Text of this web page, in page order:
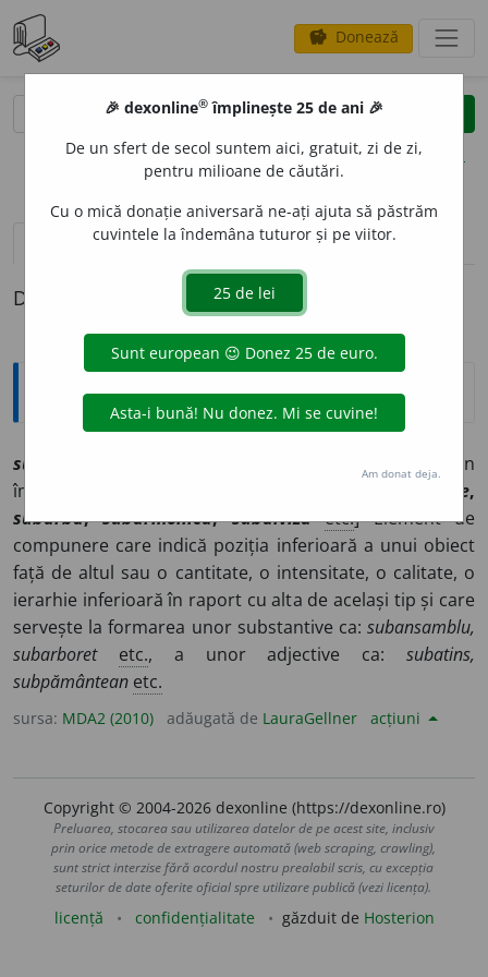
savings Donează
clear
opțiuni
definiții (1) pronunțievolume_up (50)
Definiția cu ID-ul 1247435:
Explicative DEX
sub
izolat, prin analiză, din
împrumuturi ca:
subalternitate,
subarbă,subarmonică,subdiviza etc.] Element de
compunere care indică poziția inferioară a unui obiect
față de altul sau o cantitate, o intensitate, o calitate, o
ierarhie inferioară în raport cu alta de același tip și care
servește la formarea unor substantive ca: subansamblu,
subarboret
etc., a unor adjective ca:subatins,
subpământean etc.
sursa: MDA2 (2010) adăugată de LauraGellner acțiuni
Copyright © 2004-2026 dexonline (https://dexonline.ro)
Preluarea, stocarea sau utilizarea datelor de pe acest site, inclusiv
prin orice metode de extragere automată (web scraping, crawling),
sunt strict interzise fără acordul nostru prealabil scris, cu excepția
seturilor de date oferite oficial spre utilizare publică (vezi licența).
licență confidențialitate găzduit de Hosterion
🎉 dexonline® împlinește 25 de ani 🎉
De un sfert de secol suntem aici, gratuit, zi de zi,
pentru milioane de căutări.
Cu o mică donație aniversară ne-ați ajuta să păstrăm
cuvintele la îndemâna tuturor și pe viitor.
Am donat deja.